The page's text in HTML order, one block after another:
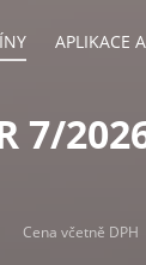
APLIKACE
7/
Cena včetně DPH